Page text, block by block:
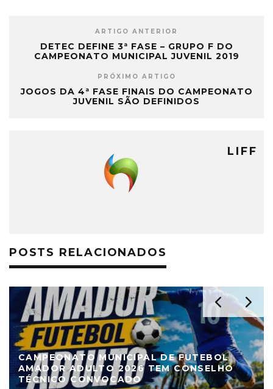
ARTIGO ANTERIOR
DETEC DEFINE 3ª FASE – GRUPO F DO
CAMPEONATO MUNICIPAL JUVENIL 2019
PRÓXIMO ARTIGO
JOGOS DA 4ª FASE FINAIS DO CAMPEONATO
JUVENIL SÃO DEFINIDOS
LIFF
POSTS RELACIONADOS
CAMPEONATO MUNICIPAL DE FUTEBOL
AMADOR ADULTO 2026 TEM CONSELHO
TÉCNICO CONVOCADO